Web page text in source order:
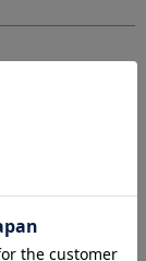
ました。